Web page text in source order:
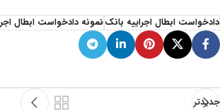
دادخواست ابطال اجراییه بانکنمونه دادخواست ابطال
جدیدتر